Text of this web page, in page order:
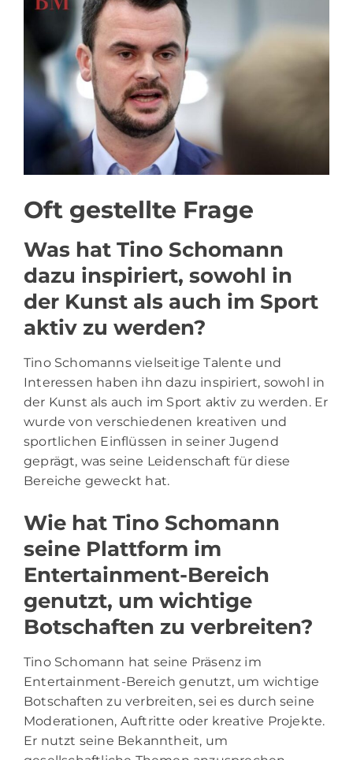
Oft gestellte Frage
Was hat Tino Schomann
dazu inspiriert, sowohl in
der Kunst als auch im Sport
aktiv zu werden?
Tino Schomanns vielseitige Talente und
Interessen haben ihn dazu inspiriert, sowohl in
der Kunst als auch im Sport aktiv zu werden. Er
wurde von verschiedenen kreativen und
sportlichen Einflüssen in seiner Jugend
geprägt, was seine Leidenschaft für diese
Bereiche geweckt hat.
Wie hat Tino Schomann
seine Plattform im
Entertainment-Bereich
genutzt, um wichtige
Botschaften zu verbreiten?
Tino Schomann hat seine Präsenz im
Entertainment-Bereich genutzt, um wichtige
Botschaften zu verbreiten, sei es durch seine
Moderationen, Auftritte oder kreative Projekte.
Er nutzt seine Bekanntheit, um